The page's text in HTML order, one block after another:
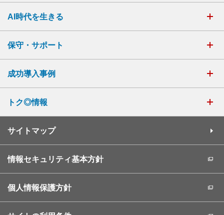
AI時代を生きる
保守・サポート
成功導入事例
トク◎情報
サイトマップ
情報セキュリティ基本方針
個人情報保護方針